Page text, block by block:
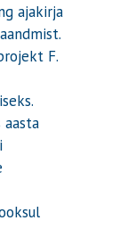
ajakirja
F.